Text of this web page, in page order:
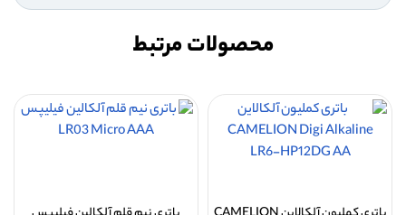
محصولات مرتبط